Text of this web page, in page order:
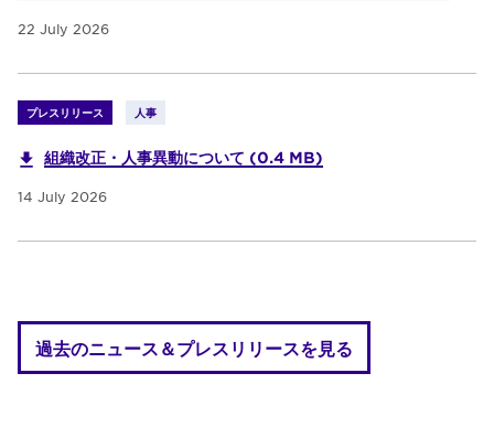
22 July 2026
プレスリリース 人事
組織改正・人事異動について (0.4 MB)
14 July 2026
過去のニュース＆プレスリリースを見る